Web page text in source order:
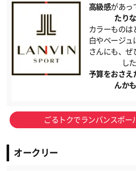
高級感があっ
たり
カラーものは
白やベージュ
さんにも、ぜ
し
予算をおさえ
んか
ごるトクでランバンスポー
オークリー